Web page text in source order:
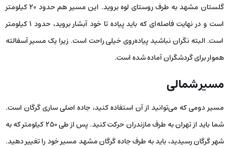
گلستان مشهد به طرف روستای لوه بروید. این مسیر هم حدود ۲۰ کیلومتر
است و در نهایت فاصله‌ای که باید پیاده تا خود آبشار بروید، حدود 1 کیلومتر
است. البته نگران نباشید پیاده‌روی خیلی راحت است. زیرا یک مسیر آسفالته
هموار برای گردشگران آماده شده است.
مسیر شمالی
مسیر دومی که می‌توانید از آن استفاده کنید، جاده اصلی ساری گرگان است.
شما باید از تهران به طرف مازندران حرکت کنید. پس از طی ۲۵۰ کیلومتر که به
شهر گرگان رسیدید، باید به طرف جاده گرگان مشهد مسیر خود را تغییر دهید.